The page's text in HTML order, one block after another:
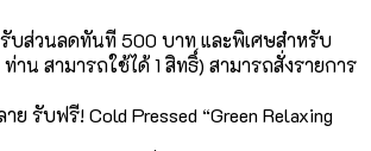
บส่วนลดทันที 500 บาท และพิเศษสำหรับ
น สามารถใช้ได้ 1 สิทธิ์) สามารถสั่งรายการ
รับฟรี! Cold Pressed “Green Relaxing